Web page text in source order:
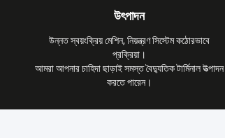
উৎপাদন
উন্নত স্বয়ংক্রিয় মেশিন, নিয়ন্ত্রণ সিস্টেম কঠোরভাবে
প্রক্রিয়া।
আমরা আপনার চাহিদা ছাড়াই সমস্ত বৈদ্যুতিক টার্মিনাল উত্পাদন
করতে পারেন।